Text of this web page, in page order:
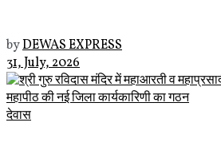
byDEWAS EXPRESS
31, July, 2026
देवास